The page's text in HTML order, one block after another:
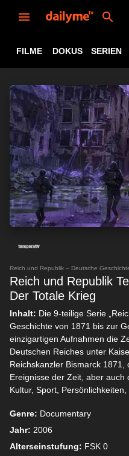
FILME DOKUS SERIEN
Reich und Republik – Deutsche
Reich und Republik
Der Totale Krieg
Inhalt: Die 9-teilige Serie
Geschichte von 1871 bis zur
einzigartigen Aufnahmen die
Deutschen Reiches unter
Reichskanzler Bismarck
Ereignisse der Zeit, aber auch
Kultur, Sport,
Genre: Documentary
Jahr: 2006
Alterseinstufung: FSK 0